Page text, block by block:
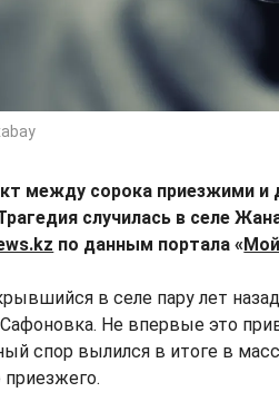
между сорока приезжими и
случилась в селе
по данным портала «
в селе пару лет
Не впервые это
спор вылился в итоге в
приезжего.